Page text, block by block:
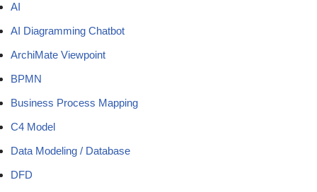
AI
AI Diagramming Chatbot
ArchiMate Viewpoint
BPMN
Business Process Mapping
C4 Model
Data Modeling / Database
DFD